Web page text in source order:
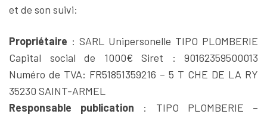
et de son suivi:
Propriétaire : SARL Unipersonelle TIPO PLOMBERIE
Capital social de 1000€ Siret : 90162359500013
Numéro de TVA: FR51851359216 – 5 T CHE DE LA RY
35230 SAINT-ARMEL
Responsable publication
: TIPO PLOMBERIE –